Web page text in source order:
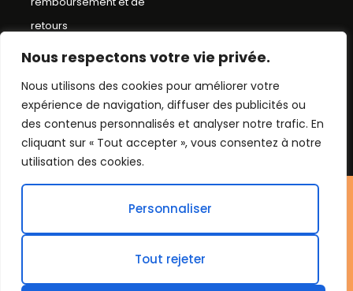
Nous respectons votre vie privée.
Nous utilisons des cookies pour améliorer votre
expérience de navigation, diffuser des publicités ou
des contenus personnalisés et analyser notre trafic. En
cliquant sur « Tout accepter », vous consentez à notre
utilisation des cookies.
Personnaliser
Tout rejeter
retours
Conditions Générales de
Mentions Légales
Plan du Site